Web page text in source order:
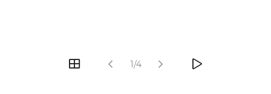
1/4